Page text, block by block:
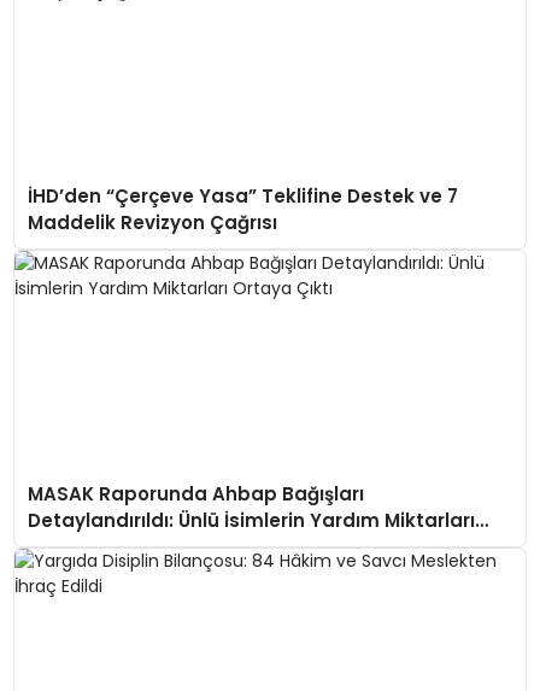
İHD’den “Çerçeve Yasa” Teklifine Destek ve 7
Maddelik Revizyon Çağrısı
MASAK Raporunda Ahbap Bağışları
Detaylandırıldı: Ünlü İsimlerin Yardım Miktarları
Ortaya Çıktı